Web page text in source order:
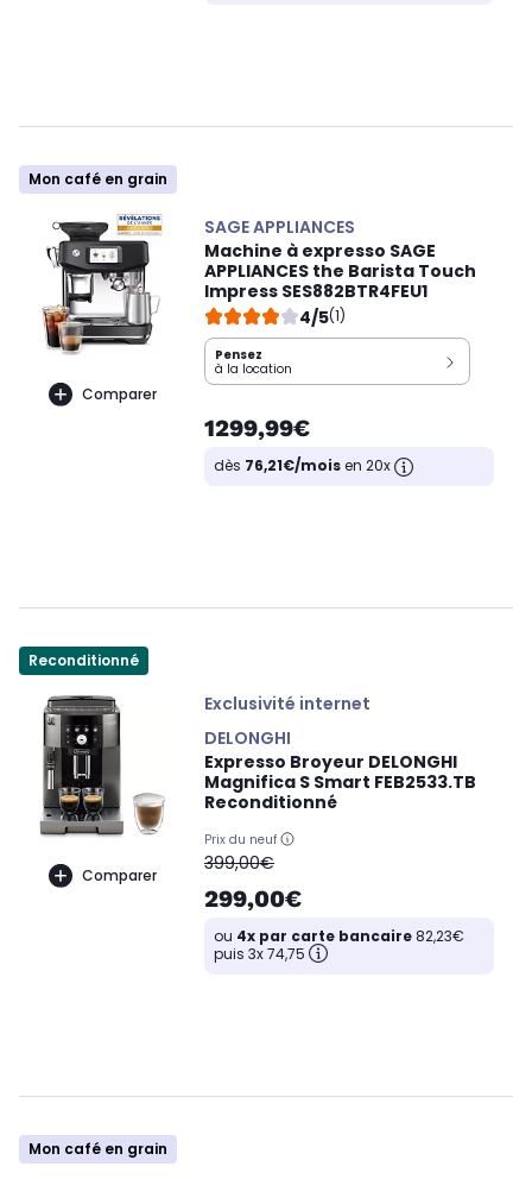
Mon café en grain
Comparer
SAGE APPLIANCES
Machine à expresso SAGE
APPLIANCES the Barista Touch
Impress SES882BTR4FEU1
4/5(1)
Pensez
à la location
1299,99€
dès 76,21€/moisen 20x
Reconditionné
Comparer
Exclusivité internet
DELONGHI
Expresso Broyeur DELONGHI
Magnifica S Smart FEB2533.TB
Reconditionné
Prix du neuf
oldPrice
399,00€
299,00€
ou 4x par carte bancaire82,23€
puis 3x 74,75
Mon café en grain